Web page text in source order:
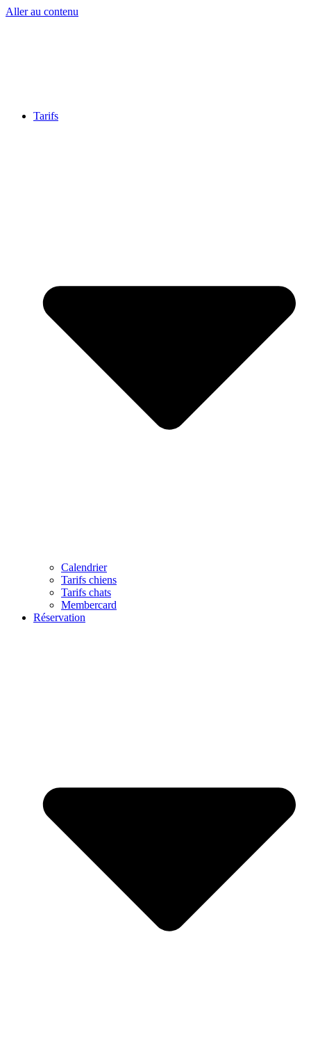
Aller au contenu
Tarifs
Calendrier
Tarifs chiens
Tarifs chats
Membercard
Réservation